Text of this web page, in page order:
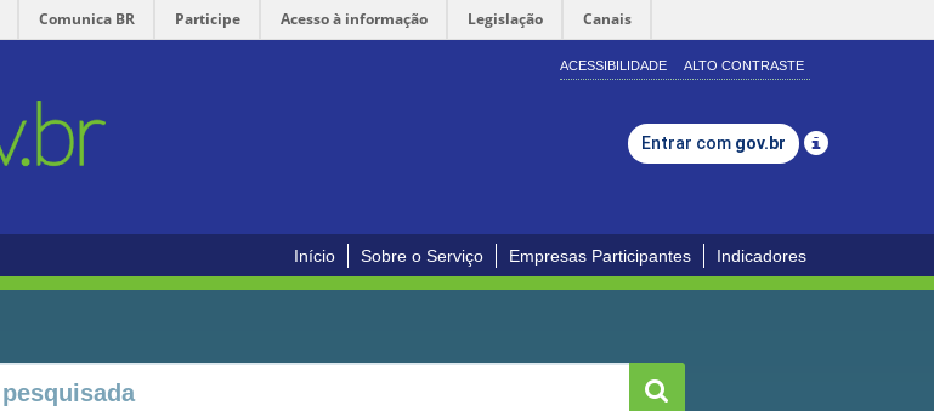
Comunica BR Participe Acesso à informação Legislação Canais
ACESSIBILIDADE ALTO CONTRASTE
Entrar com gov.br
Início Sobre o Serviço Empresas Participantes Indicadores